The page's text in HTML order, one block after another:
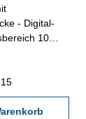
- Digital-
10
Werksnorm
und
-
x 17 mm -